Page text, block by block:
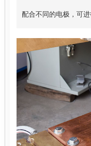
配合不同的电极，可